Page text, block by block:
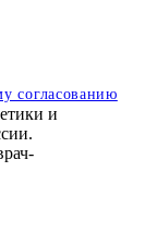
согласованию
и